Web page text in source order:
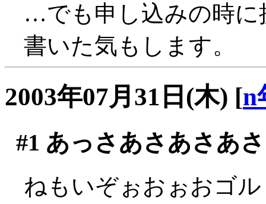
…でも申し込みの時に
書いた気もします。
2003年07月31日(木) [n
#1 あっさあさあさあ
ねもいぞぉおぉおゴ